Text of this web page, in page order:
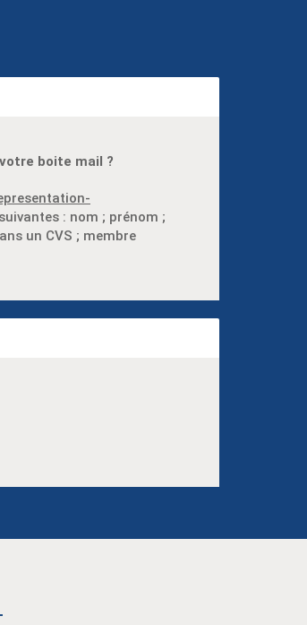
boite mail ?
: nom ; prénom ;
un CVS ; membre